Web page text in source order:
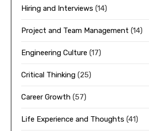
Hiring and Interviews (14)
Project and Team Management (14)
Engineering Culture (17)
Critical Thinking (25)
Career Growth (57)
Life Experience and Thoughts (41)